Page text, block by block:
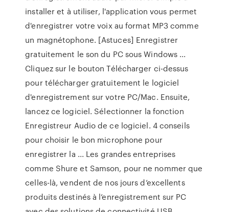
installer et à utiliser, l'application vous permet
d'enregistrer votre voix au format MP3 comme
un magnétophone. [Astuces] Enregistrer
gratuitement le son du PC sous Windows ...
Cliquez sur le bouton Télécharger ci-dessus
pour télécharger gratuitement le logiciel
d'enregistrement sur votre PC/Mac. Ensuite,
lancez ce logiciel. Sélectionner la fonction
Enregistreur Audio de ce logiciel. 4 conseils
pour choisir le bon microphone pour
enregistrer la ... Les grandes entreprises
comme Shure et Samson, pour ne nommer que
celles-là, vendent de nos jours d’excellents
produits destinés à l’enregistrement sur PC